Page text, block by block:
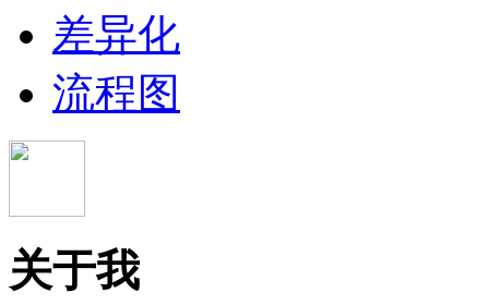
差异化
流程图
关于我